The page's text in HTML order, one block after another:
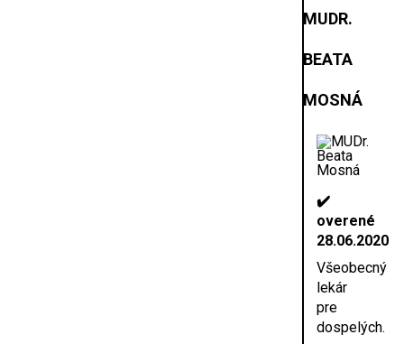
MUDR.
BEATA
MOSNÁ
✔️
overené
28.06.2020
Všeobecný
lekár
pre
dospelých.